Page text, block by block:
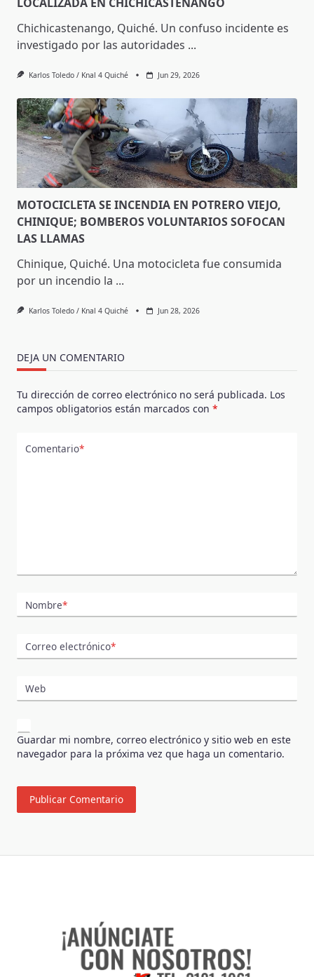
Chichicastenango, Quiché. Un confuso incidente es
investigado por las autoridades ...
Karlos Toledo / Knal 4 Quiché Jun 29, 2026
MOTOCICLETA SE INCENDIA EN POTRERO VIEJO,
CHINIQUE; BOMBEROS VOLUNTARIOS SOFOCAN
LAS LLAMAS
Chinique, Quiché. Una motocicleta fue consumida
por un incendio la ...
Karlos Toledo / Knal 4 Quiché Jun 28, 2026
DEJA UN COMENTARIO
Tu dirección de correo electrónico no será publicada. Los
campos obligatorios están marcados con *
Comentario*
Nombre*
Correo electrónico*
Web
Guardar mi nombre, correo electrónico y sitio web en este
navegador para la próxima vez que haga un comentario.